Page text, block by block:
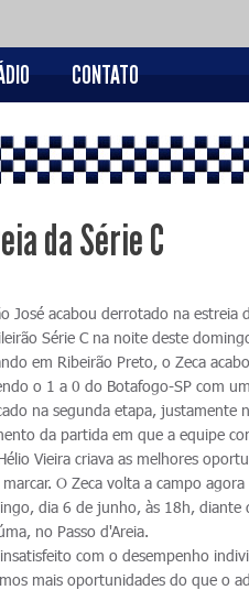
CONTATO
da Série C
José acabou derrotado na estreia
Série C na noite deste
em Ribeirão Preto, o Zeca
o 1 a 0 do Botafogo-SP com
na segunda etapa, justamente
da partida em que a equipe
Vieira criava as melhores
marcar. O Zeca volta a campo agora
dia 6 de junho, às 18h, diante
no Passo d'Areia.
com o desempenho
mais oportunidades do que o